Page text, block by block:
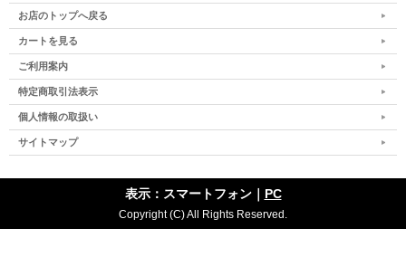
お店のトップへ戻る
カートを見る
ご利用案内
特定商取引法表示
個人情報の取扱い
サイトマップ
表示：スマートフォン｜ PC
Copyright (C) All Rights Reserved.